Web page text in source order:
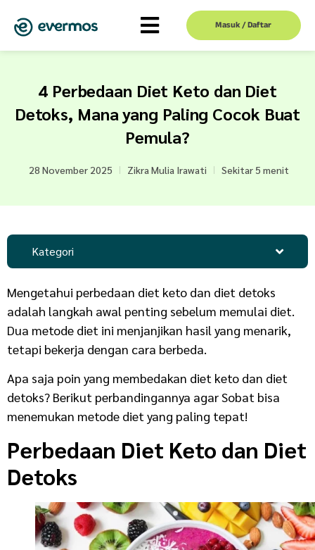
Masuk / Daftar
4 Perbedaan Diet Keto dan Diet
Detoks, Mana yang Paling Cocok Buat
Pemula?
28 November 2025 Zikra Mulia Irawati Sekitar 5 menit
Kategori
Mengetahui perbedaan diet keto dan diet detoks
adalah langkah awal penting sebelum memulai diet.
Dua metode diet ini menjanjikan hasil yang menarik,
tetapi bekerja dengan cara berbeda.
Apa saja poin yang membedakan diet keto dan diet
detoks? Berikut perbandingannya agar Sobat bisa
menemukan metode diet yang paling tepat!
Perbedaan Diet Keto dan Diet
Detoks